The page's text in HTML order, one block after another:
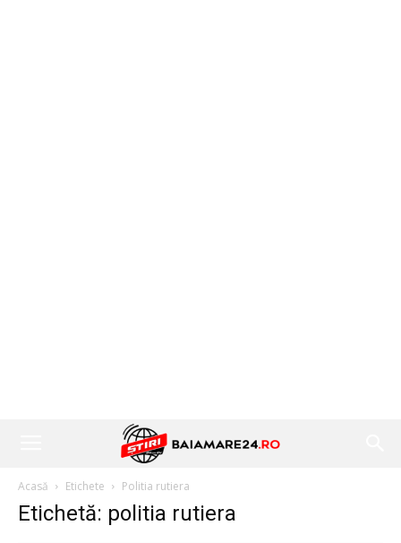
Acasă Etichete Politia rutiera
Etichetă: politia rutiera